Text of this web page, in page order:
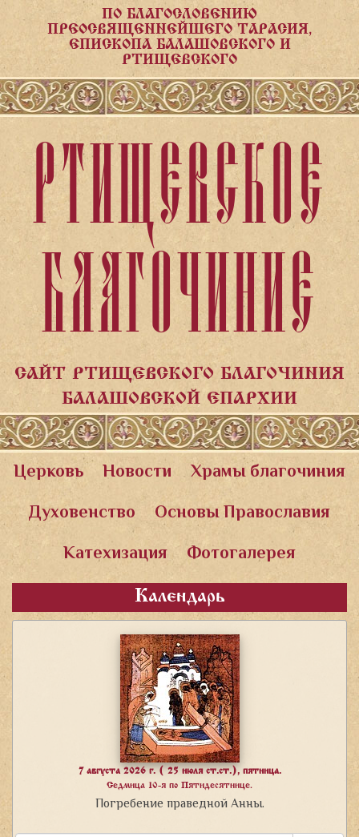
ПО БЛАГОСЛОВЕНИЮ
ПРЕОСВЯЩЕННЕЙШЕГО ТАРАСИЯ,
ЕПИСКОПА БАЛАШОВСКОГО И
РТИЩЕВСКОГО
РТИЩЕВСКОЕ
БЛАГОЧИНИЕ
САЙТ РТИЩЕВСКОГО БЛАГОЧИНИЯ
БАЛАШОВСКОЙ ЕПАРХИИ
Церковь Новости
Храмы благочиния
Духовенство
Основы Православия
Катехизация
Фотогалерея
Календарь
7 августа 2026 г. ( 25 июля ст.ст.), пятница.
Седмица 10-я по Пятидесятнице.
Погребение праведной Анны.